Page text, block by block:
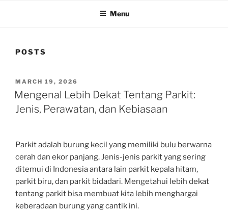
Menu
POSTS
POSTED
ON
MARCH 19, 2026
Mengenal Lebih Dekat Tentang Parkit:
Jenis, Perawatan, dan Kebiasaan
Parkit adalah burung kecil yang memiliki bulu berwarna
cerah dan ekor panjang. Jenis-jenis parkit yang sering
ditemui di Indonesia antara lain parkit kepala hitam,
parkit biru, dan parkit bidadari. Mengetahui lebih dekat
tentang parkit bisa membuat kita lebih menghargai
keberadaan burung yang cantik ini.